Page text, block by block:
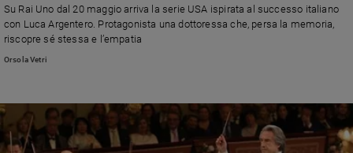
Su Rai Uno dal 20 maggio arriva la serie USA ispirata al successo italiano
con Luca Argentero. Protagonista una dottoressa che, persa la memoria,
riscopre sé stessa e l’empatia
Orsola Vetri